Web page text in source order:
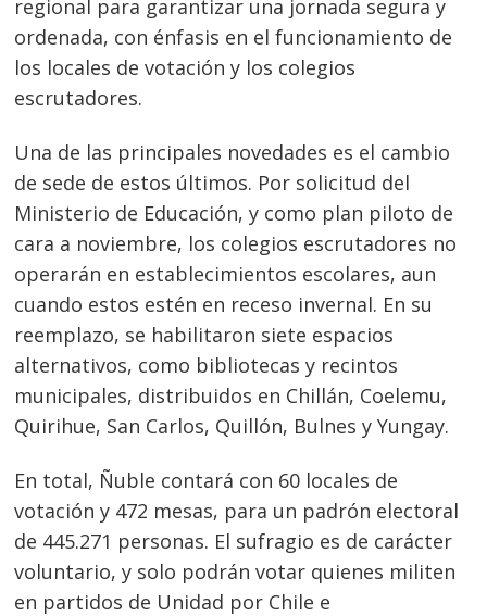
regional para garantizar una jornada segura y
ordenada, con énfasis en el funcionamiento de
los locales de votación y los colegios
escrutadores.
Una de las principales novedades es el cambio
de sede de estos últimos. Por solicitud del
Ministerio de Educación, y como plan piloto de
cara a noviembre, los colegios escrutadores no
operarán en establecimientos escolares, aun
cuando estos estén en receso invernal. En su
reemplazo, se habilitaron siete espacios
alternativos, como bibliotecas y recintos
municipales, distribuidos en Chillán, Coelemu,
Quirihue, San Carlos, Quillón, Bulnes y Yungay.
En total, Ñuble contará con 60 locales de
votación y 472 mesas, para un padrón electoral
de 445.271 personas. El sufragio es de carácter
voluntario, y solo podrán votar quienes militen
en partidos de Unidad por Chile e